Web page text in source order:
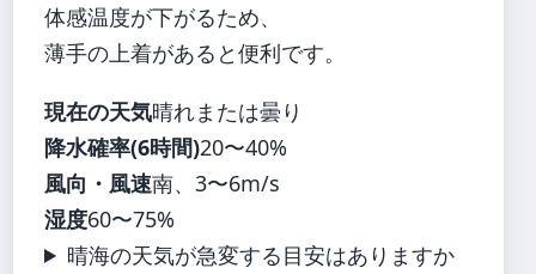
体感温度が下がるため、
薄手の上着があると便利です。
現在の天気晴れまたは曇り
降水確率(6時間)20〜40%
風向・風速南、3〜6m/s
湿度60〜75%
晴海の天気が急変する目安はありますか